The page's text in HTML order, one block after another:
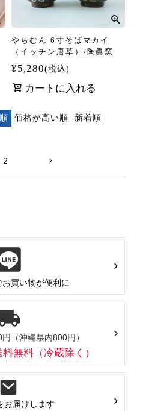
やちむん 6寸そばマカイ
（イッチン唐草）/陶眞窯
¥5,280 税込
カートに入れる
価格が高い順 新着順
2
買い物が便利に
（沖縄県内800円）
無料（冷蔵除く）
お届けします